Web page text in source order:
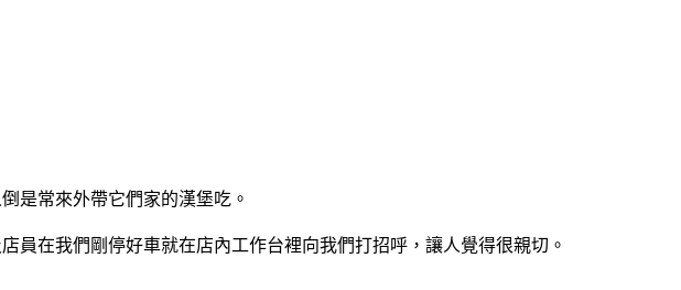
是常來外帶它們家的漢堡吃。
員在我們剛停好車就在店內工作台裡向我們打招呼，讓人覺得很親切。